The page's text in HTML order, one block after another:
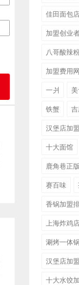
佳田面包
加盟创业
八哥酸辣
加盟费用网
一爿
铁蟹
汉堡店加
十大面馆
鹿角巷正
赛百味
香锅加盟
上海炸鸡
涮烤一体
汉堡店加
十大水饺